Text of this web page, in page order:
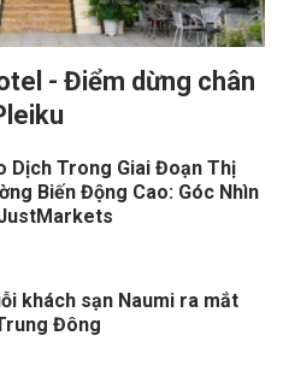
- Điểm dừng chân
Dịch Trong Giai Đoạn Thị
Biến Động Cao: Góc Nhìn
khách sạn Naumi ra mắt
Đông